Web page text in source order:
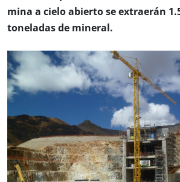
mina a cielo abierto se extraerán
toneladas de mineral.